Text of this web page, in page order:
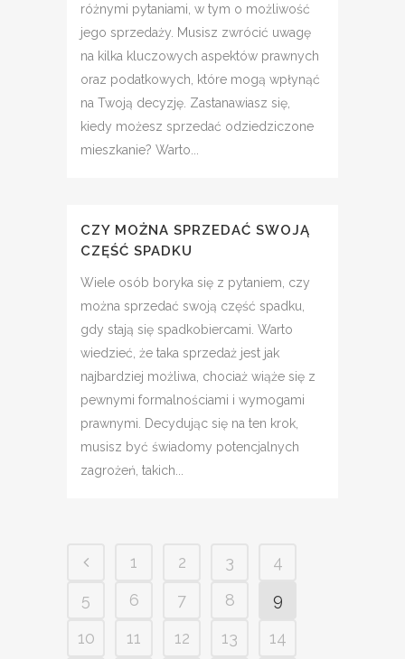
różnymi pytaniami, w tym o możliwość
jego sprzedaży. Musisz zwrócić uwagę
na kilka kluczowych aspektów prawnych
oraz podatkowych, które mogą wpłynąć
na Twoją decyzję. Zastanawiasz się,
kiedy możesz sprzedać odziedziczone
mieszkanie? Warto...
CZY MOŻNA SPRZEDAĆ SWOJĄ
CZĘŚĆ SPADKU
Wiele osób boryka się z pytaniem, czy
można sprzedać swoją część spadku,
gdy stają się spadkobiercami. Warto
wiedzieć, że taka sprzedaż jest jak
najbardziej możliwa, chociaż wiąże się z
pewnymi formalnościami i wymogami
prawnymi. Decydując się na ten krok,
musisz być świadomy potencjalnych
zagrożeń, takich...
1 2 3
4
5
6 7 8
9
10
11 12 13 14